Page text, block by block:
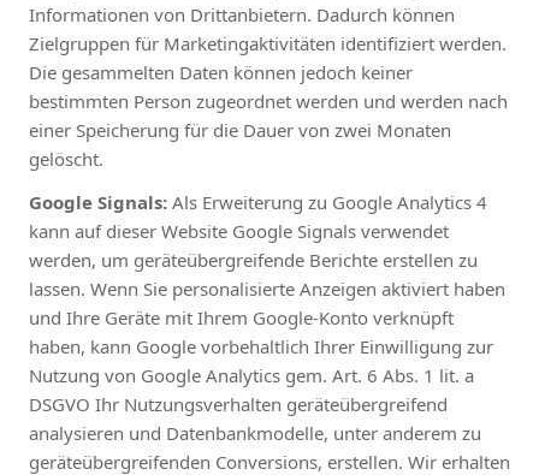
Informationen von Drittanbietern. Dadurch können
Zielgruppen für Marketingaktivitäten identifiziert werden.
Die gesammelten Daten können jedoch keiner
bestimmten Person zugeordnet werden und werden nach
einer Speicherung für die Dauer von zwei Monaten
gelöscht.
Google Signals: Als Erweiterung zu Google Analytics 4
kann auf dieser Website Google Signals verwendet
werden, um geräteübergreifende Berichte erstellen zu
lassen. Wenn Sie personalisierte Anzeigen aktiviert haben
und Ihre Geräte mit Ihrem Google-Konto verknüpft
haben, kann Google vorbehaltlich Ihrer Einwilligung zur
Nutzung von Google Analytics gem. Art. 6 Abs. 1 lit. a
DSGVO Ihr Nutzungsverhalten geräteübergreifend
analysieren und Datenbankmodelle, unter anderem zu
geräteübergreifenden Conversions, erstellen. Wir erhalten